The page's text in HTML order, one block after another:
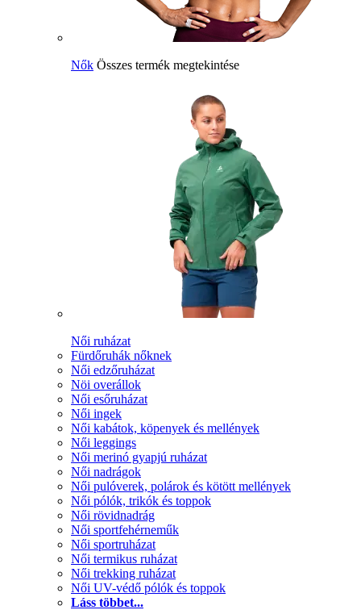
Nők Összes termék megtekintése
Női ruházat
Fürdőruhák nőknek
Női edzőruházat
Nöi overállok
Női esőruházat
Női ingek
Női kabátok, köpenyek és mellények
Női leggings
Női merinó gyapjú ruházat
Női nadrágok
Női pulóverek, polárok és kötött mellények
Női pólók, trikók és toppok
Női rövidnadrág
Női sportfehérneműk
Női sportruházat
Női termikus ruházat
Női trekking ruházat
Női UV-védő pólók és toppok
Láss többet...